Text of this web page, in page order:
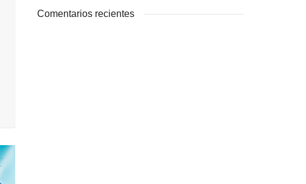
Comentarios recientes